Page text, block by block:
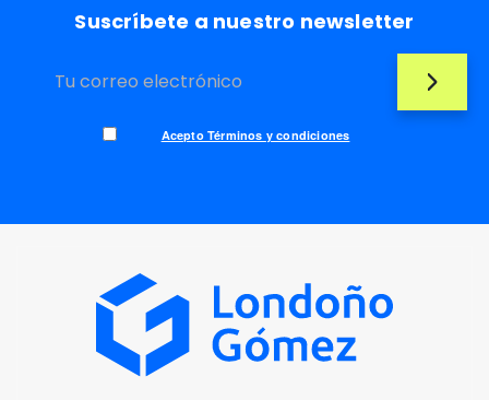
Suscríbete a nuestro newsletter
Acepto Términos y condiciones